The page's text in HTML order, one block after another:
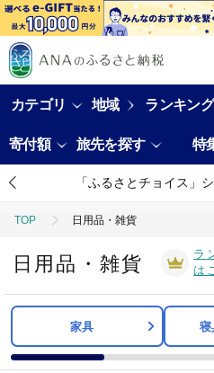
カテゴリ 地域 ランキング
寄付額 旅先を探す 特
「ふるさとチョイス」
TOP 日用品・雑貨
日用品・雑貨
ラ
は
家具 寝